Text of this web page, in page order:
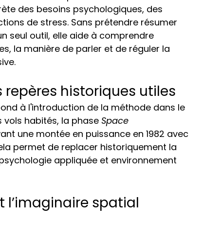
des besoins psychologiques, des
de stress. Sans prétendre résumer
seul outil, elle aide à comprendre
la manière de parler et de réguler la
repères historiques utiles
à l'introduction de la méthode dans le
vols habités, la phase Space
une montée en puissance en 1982 avec
permet de replacer historiquement la
appliquée et environnement
l’imaginaire spatial